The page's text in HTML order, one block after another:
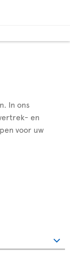
In ons
en
voor uw